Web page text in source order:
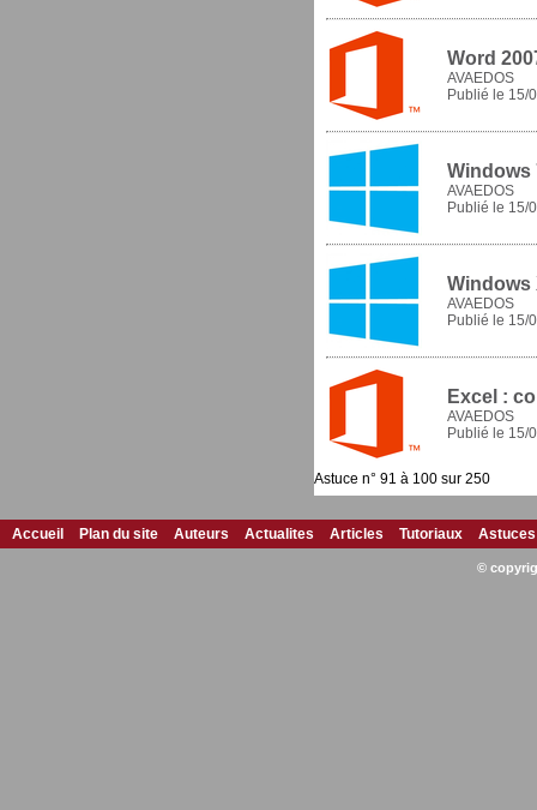
Word
AVAEDOS
Publié le 15/
Windows
AVAEDOS
Publié le 15/
Windows
AVAEDOS
Publié le 15/
Excel :
AVAEDOS
Publié le 15/
Astuce n° 91 à 100 sur 250
Accueil Plan du site Auteurs Actualites Articles Tutoriaux Astuces
©